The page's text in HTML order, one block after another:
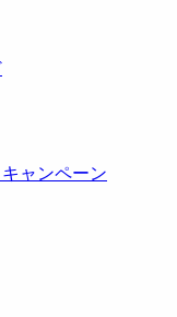
ャンペーン